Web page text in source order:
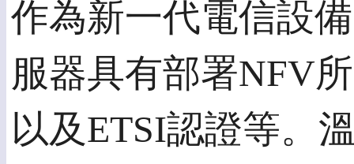
作為新一代電信設
服器具有部署NFV
以及ETSI認證等。